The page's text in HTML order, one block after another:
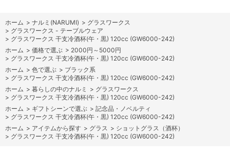
ホーム > ナルミ(NARUMI) > グラスワークス
> グラスワークス - テーブルウェア
> グラスワークス 干支冷酒杯(午・黒) 120cc (GW6000-242)
ホーム > 価格で選ぶ > 2000円～5000円
> グラスワークス 干支冷酒杯(午・黒) 120cc (GW6000-242)
ホーム > 色で選ぶ > ブラック系
> グラスワークス 干支冷酒杯(午・黒) 120cc (GW6000-242)
ホーム > 暮らしの中のナルミ > グラスワークス
> グラスワークス 干支冷酒杯(午・黒) 120cc (GW6000-242)
ホーム > ギフトシーンで選ぶ > 記念品・ノベルティ
> グラスワークス 干支冷酒杯(午・黒) 120cc (GW6000-242)
ホーム > アイテムから探す > グラス > ショットグラス（酒杯）
> グラスワークス 干支冷酒杯(午・黒) 120cc (GW6000-242)